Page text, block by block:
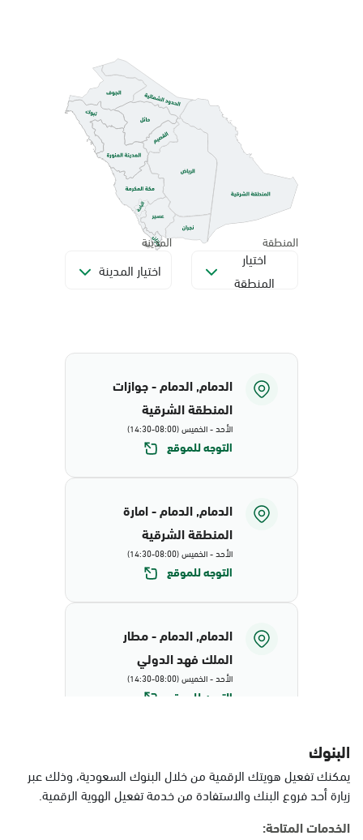
المنطقة
اختيار
المنطقة
المدينة
اختيار المدينة
الدمام, الدمام - جوازات
المنطقة الشرقية
الأحد - الخميس (08:00-14:30)
التوجه للموقع
الدمام, الدمام - امارة
المنطقة الشرقية
الأحد - الخميس (08:00-14:30)
التوجه للموقع
الدمام, الدمام - مطار
الملك فهد الدولي
الأحد - الخميس (08:00-14:30)
التوجه للموقع
البيضاء
الأحد - الخميس (08:00-14:30)
البنوك
يمكنك تفعيل هويتك الرقمية من خلال البنوك السعودية، وذلك عبر
زيارة أحد فروع البنك والاستفادة من خدمة تفعيل الهوية الرقمية.
الخدمات المتاحة: